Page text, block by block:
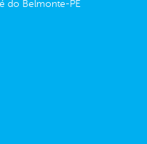
do Belmonte-PE